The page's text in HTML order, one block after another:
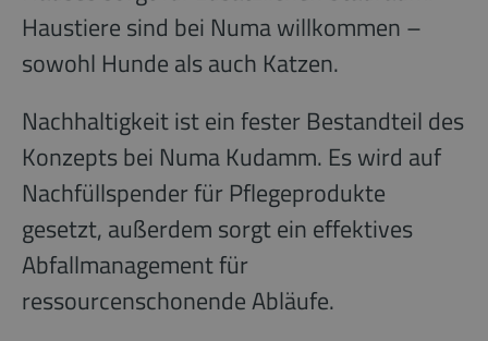
Haustiere sind bei Numa willkommen –
sowohl Hunde als auch Katzen.
Nachhaltigkeit ist ein fester Bestandteil des
Konzepts bei Numa Kudamm. Es wird auf
Nachfüllspender für Pflegeprodukte
gesetzt, außerdem sorgt ein effektives
Abfallmanagement für
ressourcenschonende Abläufe.